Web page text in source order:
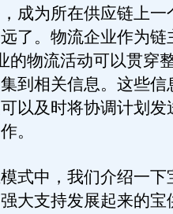
成为所在供应链上一
了。物流企业作为链
的物流活动可以贯穿
到相关信息。这些信
以及时将协调计划发
。
中，我们介绍一下
大支持发展起来的宝